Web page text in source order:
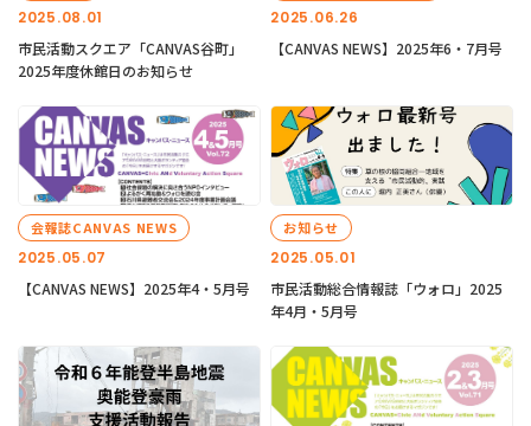
2025.08.01
市民活動スクエア「CANVAS谷町」
2025年度休館日のお知らせ
2025.06.26
【CANVAS NEWS】2025年6・7月号
2025.05.07
会報誌CANVAS NEWS
【CANVAS NEWS】2025年4・5月号
2025.05.01
お知らせ
市民活動総合情報誌「ウォロ」2025
年4月・5月号